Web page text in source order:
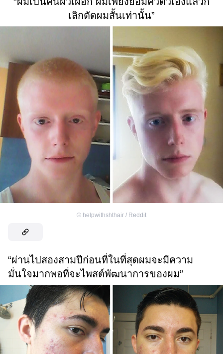
เลิกตัดผมสั้นเท่านั้น”
© helpwithshthair / Reddit
“ผ่านไปสองสามปีก่อนที่ในที่สุดผมจะมีความ
มั่นใจมากพอที่จะไพสต์พัฒนาการของผม”